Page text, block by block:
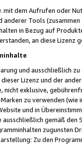
mit dem Aufrufen oder
Tools (zusammen
in Bezug auf
an diese Lizenz
und ausschließlich
Lizenz und der
exklusive,
zu verwenden
und in
gemäß
zugunsten
Zu den